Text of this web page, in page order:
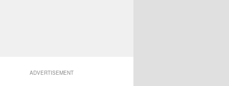
ADVERTISEMENT